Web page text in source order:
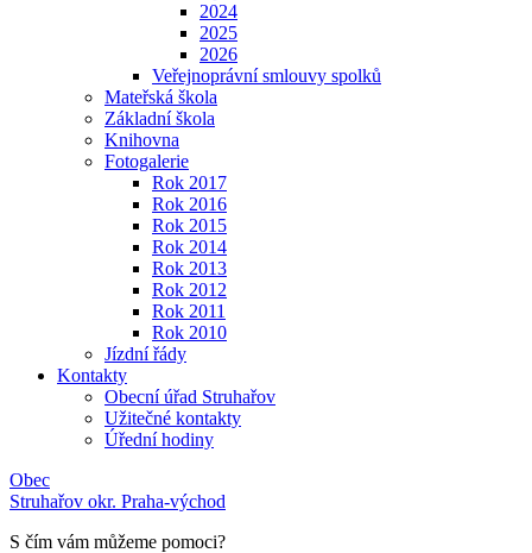
2024
2025
2026
Veřejnoprávní smlouvy spolků
Mateřská škola
Základní škola
Knihovna
Fotogalerie
Rok 2017
Rok 2016
Rok 2015
Rok 2014
Rok 2013
Rok 2012
Rok 2011
Rok 2010
Jízdní řády
Kontakty
Obecní úřad Struhařov
Užitečné kontakty
Úřední hodiny
Obec
Struhařov okr. Praha-východ
S čím vám můžeme pomoci?